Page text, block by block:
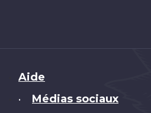
Brand
Aide
• Médias sociaux